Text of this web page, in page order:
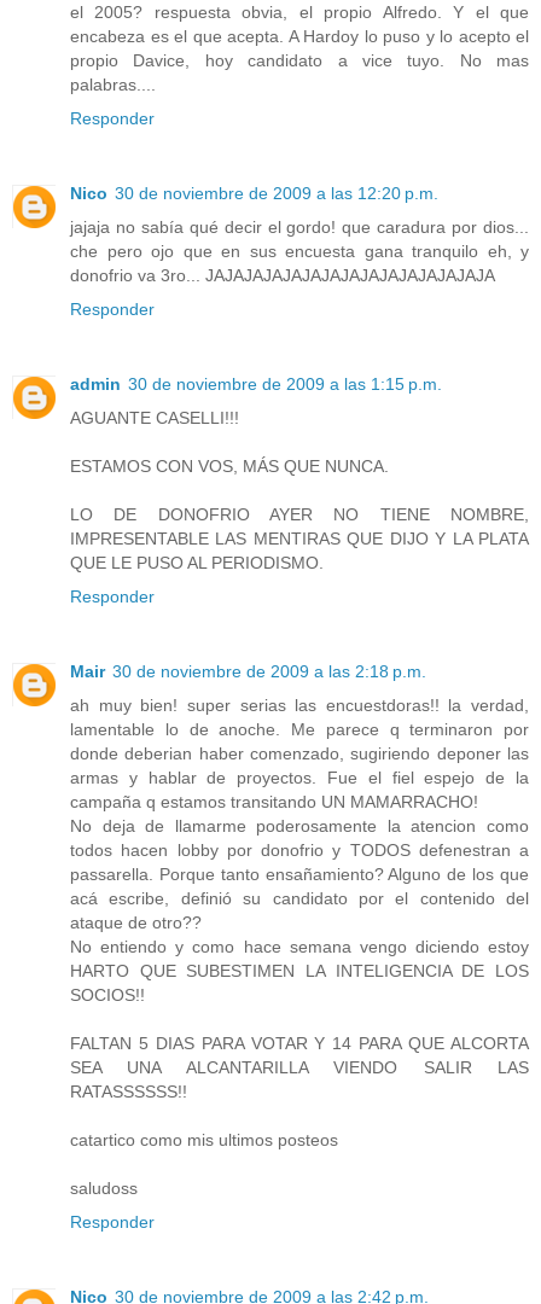
el 2005? respuesta obvia, el propio Alfredo. Y el que
encabeza es el que acepta. A Hardoy lo puso y lo acepto el
propio Davice, hoy candidato a vice tuyo. No mas
palabras....
Responder
Nico 30 de noviembre de 2009 a las 12:20 p.m.
jajaja no sabía qué decir el gordo! que caradura por dios...
che pero ojo que en sus encuesta gana tranquilo eh, y
donofrio va 3ro... JAJAJAJAJAJAJAJAJAJAJAJAJAJAJA
Responder
admin 30 de noviembre de 2009 a las 1:15 p.m.
AGUANTE CASELLI!!!
ESTAMOS CON VOS, MÁS QUE NUNCA.
LO DE DONOFRIO AYER NO TIENE NOMBRE,
IMPRESENTABLE LAS MENTIRAS QUE DIJO Y LA PLATA
QUE LE PUSO AL PERIODISMO.
Responder
Mair 30 de noviembre de 2009 a las 2:18 p.m.
ah muy bien! super serias las encuestdoras!! la verdad,
lamentable lo de anoche. Me parece q terminaron por
donde deberian haber comenzado, sugiriendo deponer las
armas y hablar de proyectos. Fue el fiel espejo de la
campaña q estamos transitando UN MAMARRACHO!
No deja de llamarme poderosamente la atencion como
todos hacen lobby por donofrio y TODOS defenestran a
passarella. Porque tanto ensañamiento? Alguno de los que
acá escribe, definió su candidato por el contenido del
ataque de otro??
No entiendo y como hace semana vengo diciendo estoy
HARTO QUE SUBESTIMEN LA INTELIGENCIA DE LOS
SOCIOS!!
FALTAN 5 DIAS PARA VOTAR Y 14 PARA QUE ALCORTA
SEA UNA ALCANTARILLA VIENDO SALIR LAS
RATASSSSSS!!
catartico como mis ultimos posteos
saludoss
Responder
Nico 30 de noviembre de 2009 a las 2:42 p.m.